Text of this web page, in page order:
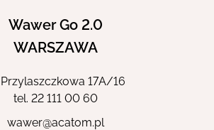
KLIENTA
Eng
Wawer Go 2.0
WARSZAWA
17A/16
tel. 22 111 00 60
wawer@acatom.pl